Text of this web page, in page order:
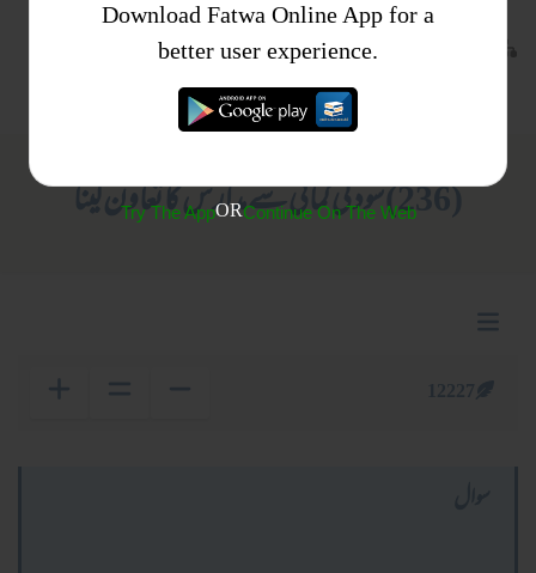
معاشی نظام
کتب فتاوی
فتاوی اصحاب الحدیث جلد2
(236) سود کی کمائی سے مدارس کا تعاون لینا
Download Fatwa Online App for a
better user experience.
Try The AppORContinue On The Web